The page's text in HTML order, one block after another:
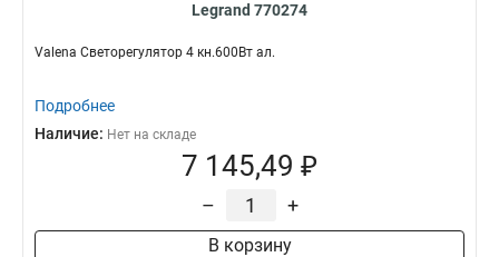
Legrand 770274
Valena Светорегулятор 4 кн.600Вт ал.
Подробнее
Наличие: Нет на складе
7 145,49 ₽
– +
В корзину